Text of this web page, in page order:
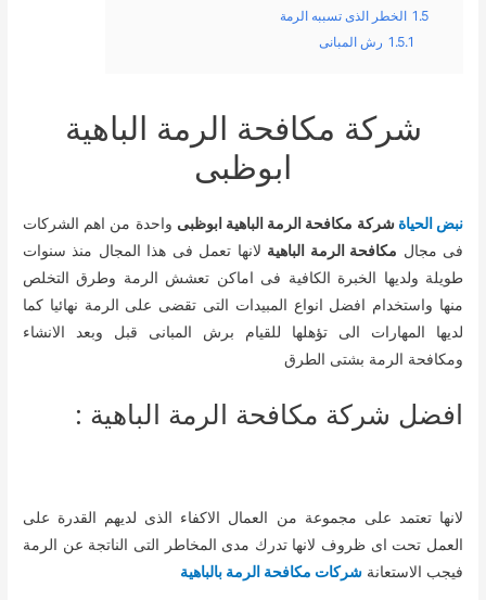
1.5 الخطر الذى تسببه الرمة
1.5.1 رش المبانى
شركة مكافحة الرمة الباهية
ابوظبى
نبض الحياة شركة مكافحة الرمة الباهية ابوظبى واحدة من اهم الشركات
فى مجال مكافحة الرمة الباهية لانها تعمل فى هذا المجال منذ سنوات
طويلة ولديها الخبرة الكافية فى اماكن تعشش الرمة وطرق التخلص
منها واستخدام افضل انواع المبيدات التى تقضى على الرمة نهائيا كما
لديها المهارات الى تؤهلها للقيام برش المبانى قبل وبعد الانشاء
ومكافحة الرمة بشتى الطرق
افضل شركة مكافحة الرمة الباهية :
لانها تعتمد على مجموعة من العمال الاكفاء الذى لديهم القدرة على
العمل تحت اى ظروف لانها تدرك مدى المخاطر التى الناتجة عن الرمة
فيجب الاستعانةشركات مكافحة الرمة بالباهية